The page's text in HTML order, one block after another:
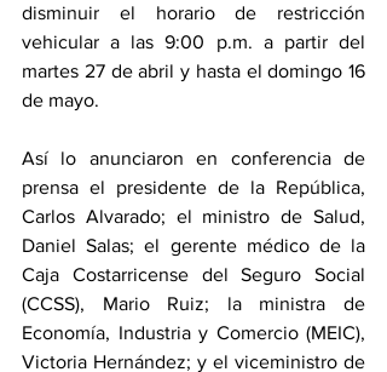
disminuir el horario de restricción
vehicular a las 9:00 p.m. a partir del
martes 27 de abril y hasta el domingo 16
de mayo.
Así lo anunciaron en conferencia de
prensa el presidente de la República,
Carlos Alvarado; el ministro de Salud,
Daniel Salas; el gerente médico de la
Caja Costarricense del Seguro Social
(CCSS), Mario Ruiz; la ministra de
Economía, Industria y Comercio (MEIC),
Victoria Hernández; y el viceministro de